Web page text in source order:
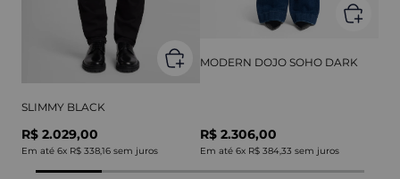
SLIMMY BLACK
R$ 2.029,00
Em até 6x R$ 338,16 sem juros
MODERN DOJO SOHO DARK
R$ 2.306,00
Em até 6x R$ 384,33 sem juros